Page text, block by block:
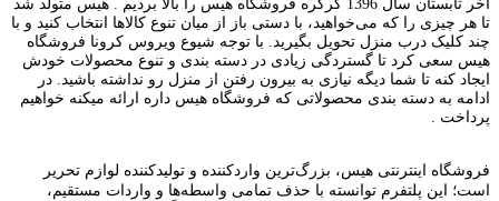
آخر تابستان سال 1396 کرکره فروشگاه هیس را بالا بردیم . هیس متولد شد
تا هر چیزی را که می‌خواهید، با دستی باز از میان تنوع کالاها انتخاب کنید و با
چند کلیک درب منزل تحویل بگیرید. با توجه شیوع ویروس کرونا فروشگاه
هیس سعی کرد تا گستردگی زیادی در دسته بندی و تنوع محصولات خودش
ایجاد کنه تا شما دیگه نیازی به بیرون رفتن از منزل رو نداشته باشید. در
ادامه به دسته بندی محصولاتی که فروشگاه هیس داره ارائه میکنه خواهیم
پرداخت .
فروشگاه اینترنتی هیس، بزرگ‌ترین وارد‌کننده و تولید‌کننده لوازم تحریر
است؛ این پلتفرم توانسته با حذف تمامی واسطه‌ها و واردات مستقیم،